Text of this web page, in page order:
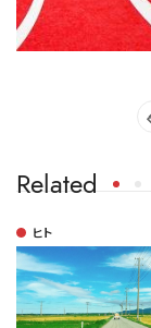
Related
ヒト